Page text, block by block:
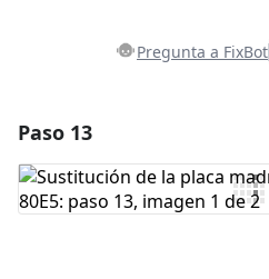
Pregunta a FixBot
Agregar Comentario
Paso 13